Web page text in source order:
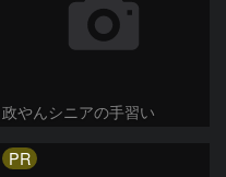
政やんシニアの手習い
PR